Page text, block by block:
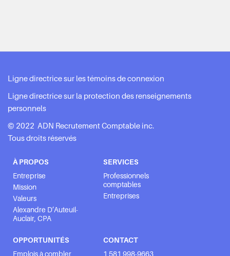
Ligne directrice sur les témoins de connexion
Ligne directrice sur la protection des renseignements
personnels
© 2022 ADN Recrutement Comptable inc.
Tous droits réservés
À PROPOS
Entreprise
Mission
Valeurs
Alexandre D’Auteuil-
Auclair, CPA
SERVICES
Professionnels
comptables
Entreprises
OPPORTUNITÉS
Emplois à combler
CONTACT
1 581 998-9663